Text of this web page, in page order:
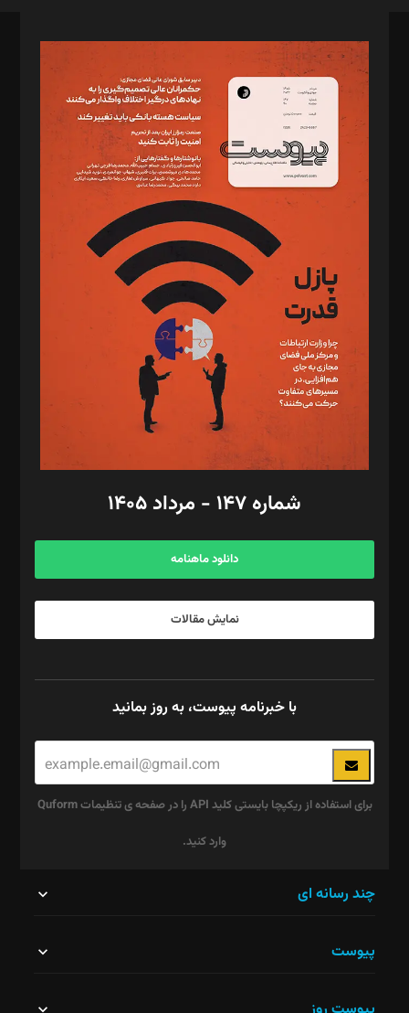
مدیر مسئول: محمدباقر اثنی‌عشری
سردبیر: مهرک محمودی
دبیر تحریریه: میثم قاسمی
د‌بیر ناداستان: سمانه سمیع
د‌بیر خدمت و تجارت: ابوالفضل رجبی
د‌بیر حقوق فناوری: حسام‌الدین ایپکچی
د‌بیر پیوست جهان: مینا پاکدل
د‌بیر تحریریه آنلاین: بابک نقاش
تحریریه‌: مجتبی محمود‌ی، آرش برهمند، یسنا امان‌پور، سروش کرمیان،
مصطفی مسجدی آرانی، ابوالفضل رجبی، زهرا فکرانه، فائزه فتحی
رستمی،مصطفی باستان
ویرایش: نگار استاد‌‌آقا
طراح یونیفرم: مجید توکلی
فیلمبرداری و عکاسی: امیر شفیعی، مانی لطفی زاده
گرافیک و صفحه‌آرایی: سید‌سبحان‌علی ثابت
مد‌یر توسعه تجاری: کامبیز برید‌
امور مالی: شاپور رهبری، محمد‌ کاظمی‌نیا
آگهی و مشترکین: ۰۹۱۹۹۹۹۰۴۵۴
شماره ۱۴۷ - مرداد ۱۴۰۵
دانلود ماهنامه
نمایش مقالات
با خبرنامه پیوست، به روز بمانید
برای استفاده از ریکپچا بایستی کلید API را در صفحه ی تنظیمات Quform
وارد کنید.
نباید
چند رسانه ای
پیوست